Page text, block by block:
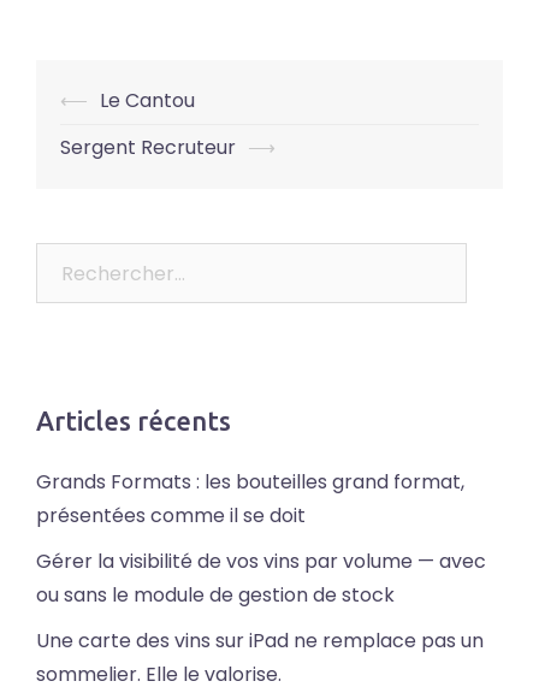
Post
navigation
⟵ Le Cantou
Sergent Recruteur ⟶
Articles récents
Grands Formats : les bouteilles grand format,
présentées comme il se doit
Gérer la visibilité de vos vins par volume — avec
ou sans le module de gestion de stock
Une carte des vins sur iPad ne remplace pas un
sommelier. Elle le valorise.